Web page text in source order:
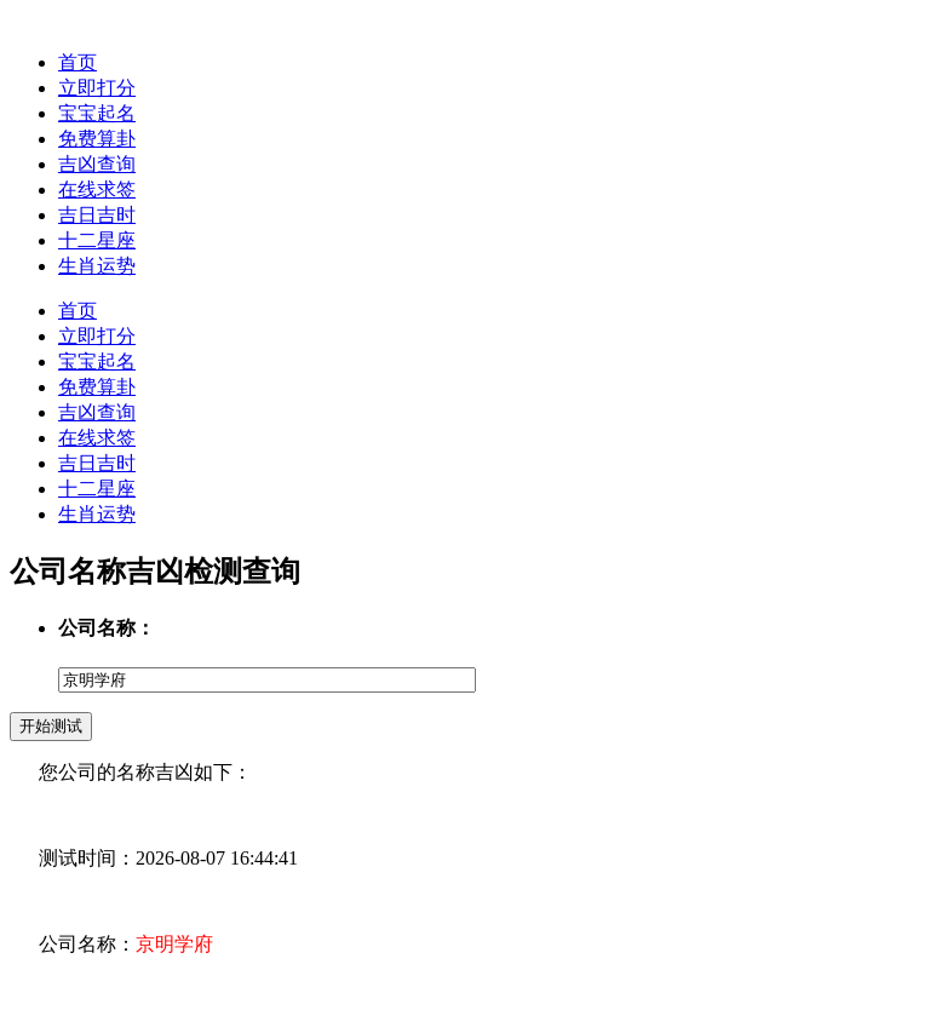
首页
立即打分
宝宝起名
免费算卦
吉凶查询
在线求签
吉日吉时
十二星座
生肖运势
首页
立即打分
宝宝起名
免费算卦
吉凶查询
在线求签
吉日吉时
十二星座
生肖运势
公司名称吉凶检测查询
公司名称：
您公司的名称吉凶如下：
测试时间：2026-08-07 16:44:41
公司名称： 京明学府